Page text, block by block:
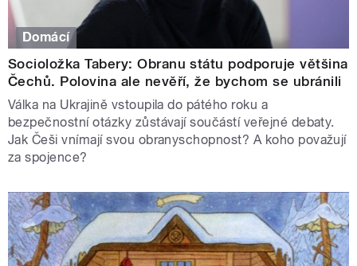
Domácí
Socioložka Tabery: Obranu státu podporuje většina
Čechů. Polovina ale nevěří, že bychom se ubránili
Válka na Ukrajině vstoupila do pátého roku a
bezpečnostní otázky zůstávají součástí veřejné debaty.
Jak Češi vnímají svou obranyschopnost? A koho považují
za spojence?